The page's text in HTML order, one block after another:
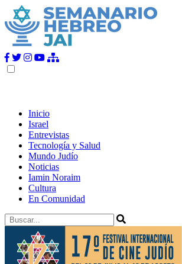
Inicio
Israel
Entrevistas
Tecnología y Salud
Mundo Judío
Noticias
Iamin Noraim
Cultura
En Comunidad